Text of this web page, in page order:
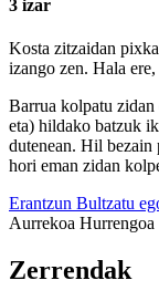
3 izar
Kosta zitzaidan
izango zen. Hala
Barrua kolpatu zidan
eta) hildako batzuk
dutenean. Hil bezain
hori eman zidan
Erantzun Bultzatu
Aurrekoa Hurrengoa
Zerrendak